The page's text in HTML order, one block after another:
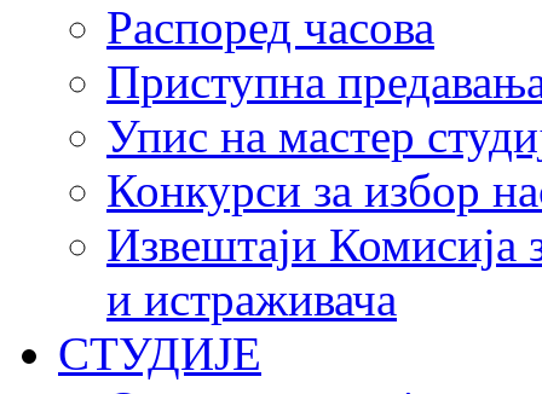
Распоред часова
Приступна
Упис на мастер
Конкурси за избор
Извештаји Комисија
и истраживача
СТУДИЈЕ